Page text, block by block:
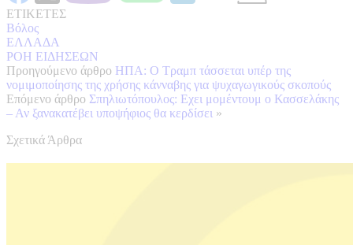
ΕΤΙΚΕΤΕΣ
Βόλος
ΕΛΛΑΔΑ
ΡΟΗ ΕΙΔΗΣΕΩΝ
Προηγούμενο άρθρο ΗΠΑ: Ο Τραμπ τάσσεται υπέρ της
νομιμοποίησης της χρήσης κάνναβης για ψυχαγωγικούς σκοπούς
Επόμενο άρθρο Σπηλιωτόπουλος: Eχει μομέντουμ o Κασσελάκης
– Αν ξανακατέβει υποψήφιος θα κερδίσει »
Σχετικά Άρθρα